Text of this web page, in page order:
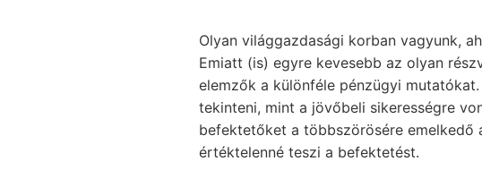
Olyan világgazdasági korban vagyunk,
Emiatt (is) egyre kevesebb az olyan
elemzők a különféle pénzügyi
tekinteni, mint a jövőbeli sikerességre
befektetőket a többszörösére emelkedő
értéktelenné teszi a befektetést.